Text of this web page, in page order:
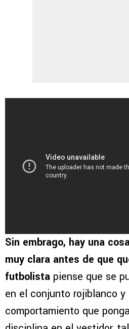
Sin embrago, hay una
muy clara antes de que
futbolista piense que se
en el conjunto rojiblanco y
comportamiento que